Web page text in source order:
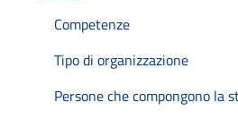
Competenze
Tipo di organizzazione
Persone che compongono la